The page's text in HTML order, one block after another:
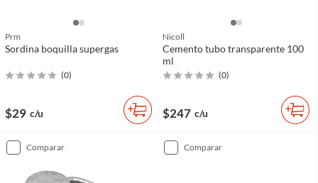
Prm
Sordina boquilla supergas
(0)
$29 c/u
Nicoll
Cemento tubo transparente 100
ml
(0)
$247 c/u
comparar comparar